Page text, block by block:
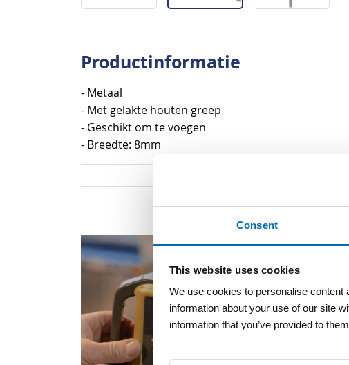
Consent
This website uses cookies
We use cookies to personalise content
information about your use of our site
information that you’ve provided to
het
van
de
afbeeldingen-
gallerij
Productinformatie
- Metaal
- Met gelakte houten greep
- Geschikt om te voegen
- Breedte: 8mm